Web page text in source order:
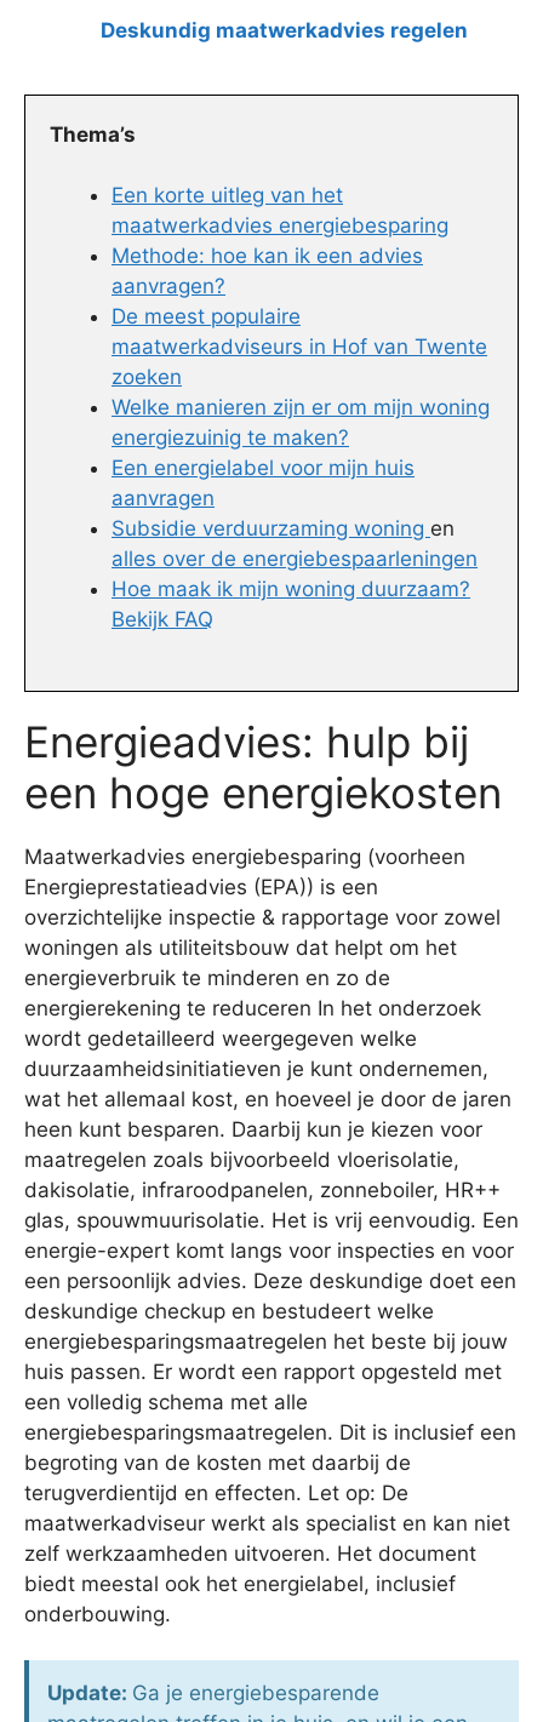
Deskundig maatwerkadvies regelen
Thema’s
Een korte uitleg van het
maatwerkadvies energiebesparing
Methode: hoe kan ik een advies
aanvragen?
De meest populaire
maatwerkadviseurs in Hof van Twente
zoeken
Welke manieren zijn er om mijn woning
energiezuinig te maken?
Een energielabel voor mijn huis
aanvragen
Subsidie verduurzaming woning en
alles over de energiebespaarleningen
Hoe maak ik mijn woning duurzaam?
Bekijk FAQ
Energieadvies: hulp bij
een hoge energiekosten
Maatwerkadvies energiebesparing (voorheen
Energieprestatieadvies (EPA)) is een
overzichtelijke inspectie & rapportage voor zowel
woningen als utiliteitsbouw dat helpt om het
energieverbruik te minderen en zo de
energierekening te reduceren In het onderzoek
wordt gedetailleerd weergegeven welke
duurzaamheidsinitiatieven je kunt ondernemen,
wat het allemaal kost, en hoeveel je door de jaren
heen kunt besparen. Daarbij kun je kiezen voor
maatregelen zoals bijvoorbeeld vloerisolatie,
dakisolatie, infraroodpanelen, zonneboiler, HR++
glas, spouwmuurisolatie. Het is vrij eenvoudig. Een
energie-expert komt langs voor inspecties en voor
een persoonlijk advies. Deze deskundige doet een
deskundige checkup en bestudeert welke
energiebesparingsmaatregelen het beste bij jouw
huis passen. Er wordt een rapport opgesteld met
een volledig schema met alle
energiebesparingsmaatregelen. Dit is inclusief een
begroting van de kosten met daarbij de
terugverdientijd en effecten. Let op: De
maatwerkadviseur werkt als specialist en kan niet
zelf werkzaamheden uitvoeren. Het document
biedt meestal ook het energielabel, inclusief
onderbouwing.
Update: Ga je energiebesparende